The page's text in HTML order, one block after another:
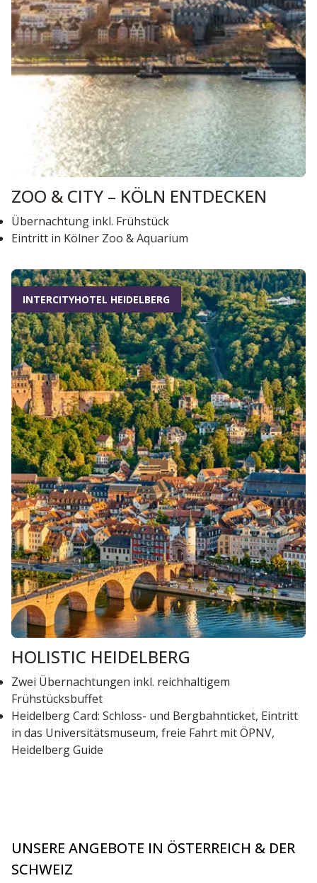
ZOO & CITY – KÖLN ENTDECKEN
Übernachtung inkl. Frühstück
Eintritt in Kölner Zoo & Aquarium
INTERCITYHOTEL HEIDELBERG
HOLISTIC HEIDELBERG
Zwei Übernachtungen inkl. reichhaltigem
Frühstücksbuffet
Heidelberg Card: Schloss- und Bergbahnticket, Eintritt
in das Universitätsmuseum, freie Fahrt mit ÖPNV,
Heidelberg Guide
UNSERE ANGEBOTE IN ÖSTERREICH & DER
SCHWEIZ